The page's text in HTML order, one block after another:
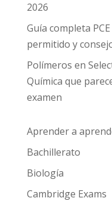
2026
Guía completa
permitido y
Polímeros en
Química que
examen
Aprender a
Bachillerato
Biología
Cambridge Exams